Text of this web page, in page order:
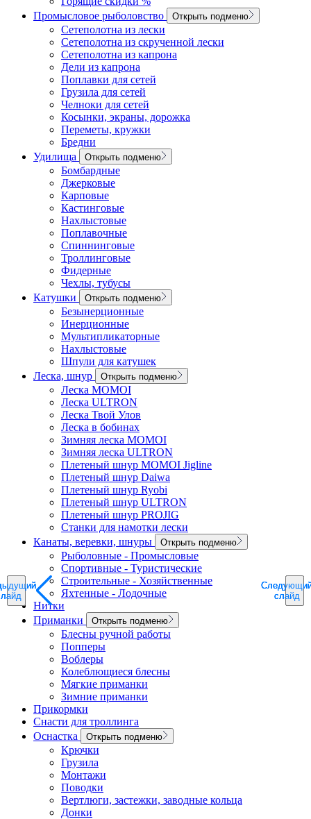
Промысловое рыболовство
Открыть подменю
Сетеполотна из лески
Сетеполотна из скрученной лески
Сетеполотна из капрона
Дели из капрона
Поплавки для сетей
Грузила для сетей
Челноки для сетей
Косынки, экраны, дорожка
Переметы, кружки
Бредни
Удилища
Открыть подменю
Бомбардные
Джерковые
Карповые
Кастинговые
Нахлыстовые
Поплавочные
Спиннинговые
Троллинговые
Фидерные
Чехлы, тубусы
Катушки
Открыть подменю
Безынерционные
Инерционные
Мультипликаторные
Нахлыстовые
Шпули для катушек
Леска, шнур
Открыть подменю
Леска MOMOI
Леска ULTRON
Леска Твой Улов
Леска в бобинах
Зимняя леска MOMOI
Зимняя леска ULTRON
Плетеный шнур MOMOI Jigline
Плетеный шнур Daiwa
Плетеный шнур Ryobi
Плетеный шнур ULTRON
Плетеный шнур PROJIG
Станки для намотки лески
Канаты, веревки, шнуры
Открыть подменю
Рыболовные - Промысловые
Спортивные - Туристические
Строительные - Хозяйственные
Яхтенные - Лодочные
Нитки
Приманки
Открыть подменю
Блесны ручной работы
Попперы
Воблеры
Колеблющиеся блесны
Мягкие приманки
Зимние приманки
Прикормки
Снасти для троллинга
Оснастка
Открыть подменю
Крючки
Грузила
Монтажи
Поводки
Вертлюги, застежки, заводные кольца
Донки
слайд
слайд
слайд